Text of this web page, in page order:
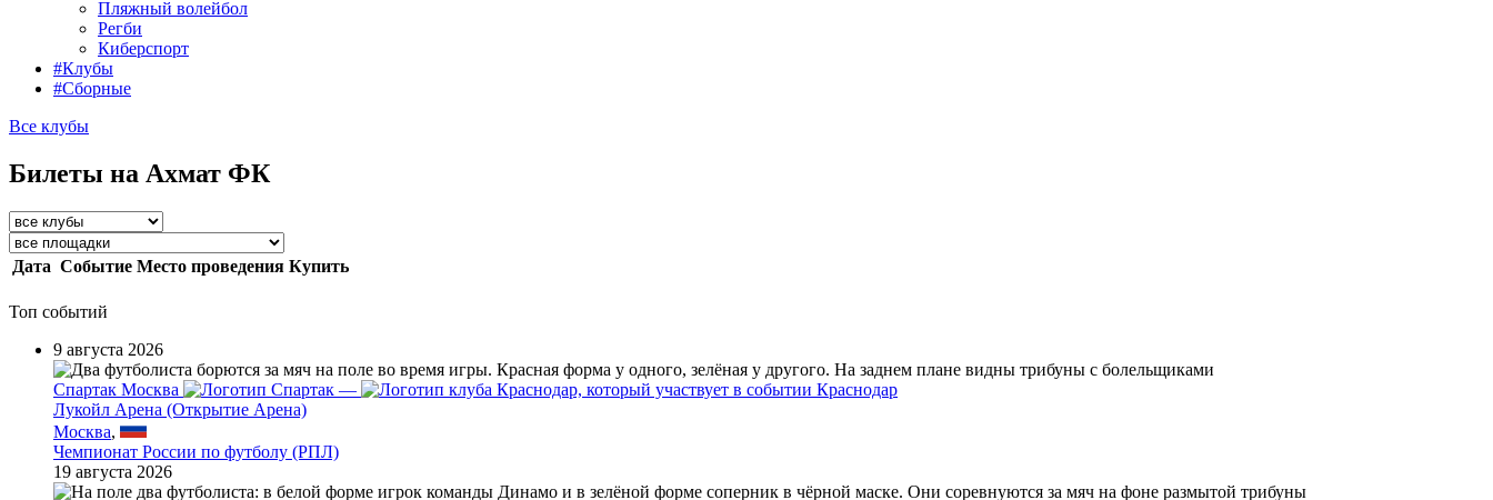
Пляжный волейбол
Регби
Киберспорт
#Клубы
#Сборные
Все клубы
Билеты на Ахмат ФК
Дата Событие Место проведения Купить
Топ событий
9 августа 2026
Спартак Москва —
Краснодар
Лукойл Арена (Открытие Арена)
Москва,
Чемпионат России по футболу (РПЛ)
19 августа 2026